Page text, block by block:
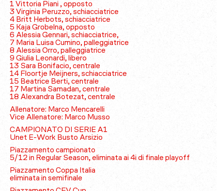
1 Vittoria Piani , opposto
3 Virginia Peruzzo, schiacciatrice
4 Britt Herbots, schiacciatrice
5 Kaja Grobelna, opposto
6 Alessia Gennari, schiacciatrice,
7 Maria Luisa Cumino, palleggiatrice
8 Alessia Orro, palleggiatrice
9 Giulia Leonardi, libero
13 Sara Bonifacio, centrale
14 Floortje Meijners, schiacciatrice
15 Beatrice Berti, centrale
17 Martina Samadan, centrale
18 Alexandra Botezat, centrale
Allenatore: Marco Mencarelli
Vice Allenatore: Marco Musso
CAMPIONATO DI SERIE A1
Unet E-Work Busto Arsizio
Piazzamento campionato
5/12 in Regular Season, eliminata ai 4i di finale playoff
Piazzamento Coppa Italia
eliminata in semifinale